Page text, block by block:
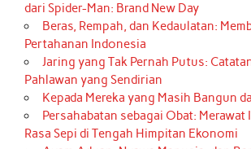
dari Spider-Man: Brand New Day
Beras, Rempah, dan Kedaulatan:
Pertahanan Indonesia
Jaring yang Tak Pernah Putus:
Pahlawan yang Sendirian
Kepada Mereka yang Masih Bangun
Persahabatan sebagai Obat: Merawat
Rasa Sepi di Tengah Himpitan Ekonomi